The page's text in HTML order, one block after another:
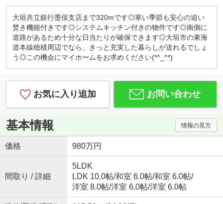
カフェ感覚で、お気軽にお越しくださいませ！
キッズコーナー・お菓子サービス！
小さなお子様連れでもご安心してお越しください。
ブロックや積木、おままごとセットなど沢山のおも
ちゃ取り揃えております。お子様用ドリンク、子供
が大好きな駄菓子もご用意しております。
◇はじめての住宅購入、まずはご相談からいかがで
すか？◇
初めてなので「分からないことが分からない」と思
います。
例えば、物件価格の他にかかる費用っていくら？な
どすぐにご説明いたします。
勉強しながら、納得して後悔しない！賢い家探し。
一組のお客様にじっくり向き合っています。
『入りやすくて、相談しやすい』そんなお店作りを
心がけております♪
大垣共立銀行墨俣支店まで320mです◎寒い季節も安心の追い
焚き機能付きです◎システムキッチン付きの物件です◎南側に
道路があるため十分な日当たりが確保できます◎大垣市の東海
道本線穂積周辺でなら、きっと充実した暮らしが送れるでしょ
う◎この機会にマイホームをお求めください(*^_^*)
お気に入り追加 お問い合わせ
基本情報 情報の見方
価格 980万円
間取り / 詳細
5LDK
LDK 10.0帖/和室 6.0帖/和室 6.0帖/
洋室 8.0帖/洋室 6.0帖/洋室 6.0帖